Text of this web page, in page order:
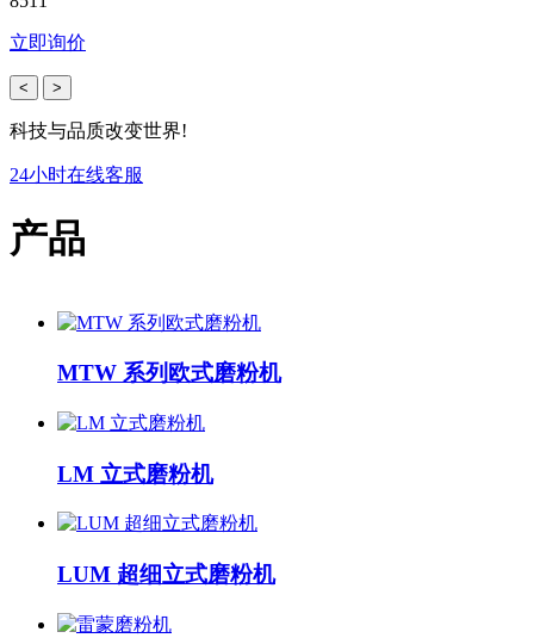
立即询价
< >
科技与品质改变世界!
24小时在线客服
产品
MTW 系列欧式磨粉机
LM 立式磨粉机
LUM 超细立式磨粉机